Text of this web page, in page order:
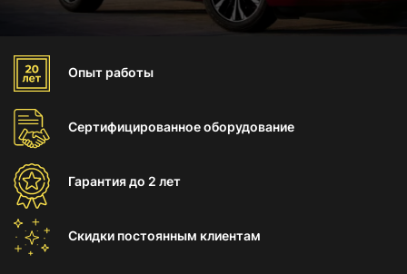
Опыт работы
Сертифицированноеоборудование
Гарантиядо 2 лет
Скидки постоянным клиентам